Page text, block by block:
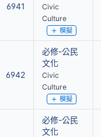
6941
Civic
Culture
模擬
6942
必修-公民
文化
Civic
Culture
模擬
必修-公民
文化